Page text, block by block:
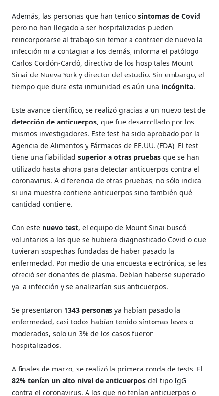
Además, las personas que han tenidosíntomas de Covid
pero no han llegado a ser hospitalizados pueden
reincorporarse al trabajo sin temor a contraer de nuevo la
infección ni a contagiar a los demás, informa el patólogo
Carlos Cordón-Cardó, directivo de los hospitales Mount
Sinai de Nueva York y director del estudio. Sin embargo, el
tiempo que dura esta inmunidad es aún una incógnita.
Este avance científico, se realizó gracias a un nuevo test de
detección de anticuerpos, que fue desarrollado por los
mismos investigadores. Este test ha sido aprobado por la
Agencia de Alimentos y Fármacos de EE.UU. (FDA). El test
tiene una fiabilidadsuperior a otras pruebas que se han
utilizado hasta ahora para detectar anticuerpos contra el
coronavirus. A diferencia de otras pruebas, no sólo indica
si una muestra contiene anticuerpos sino también qué
cantidad contiene.
Con este nuevo test, el equipo de Mount Sinai buscó
voluntarios a los que se hubiera diagnosticado Covid o que
tuvieran sospechas fundadas de haber pasado la
enfermedad. Por medio de una encuesta electrónica, se les
ofreció ser donantes de plasma. Debían haberse superado
ya la infección y se analizarían sus anticuerpos.
Se presentaron 1343 personas ya habían pasado la
enfermedad, casi todos habían tenido síntomas leves o
moderados, solo un 3% de los casos fueron
hospitalizados.
A finales de marzo, se realizó la primera ronda de tests. El
82% tenían un alto nivel de anticuerposdel tipo IgG
contra el coronavirus. A los que no tenían anticuerpos o